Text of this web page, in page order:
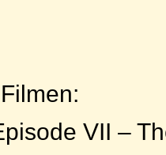
VII –